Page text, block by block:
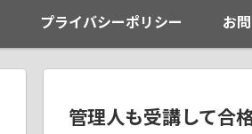
プライバシーポリシー お
管理人も受講して合